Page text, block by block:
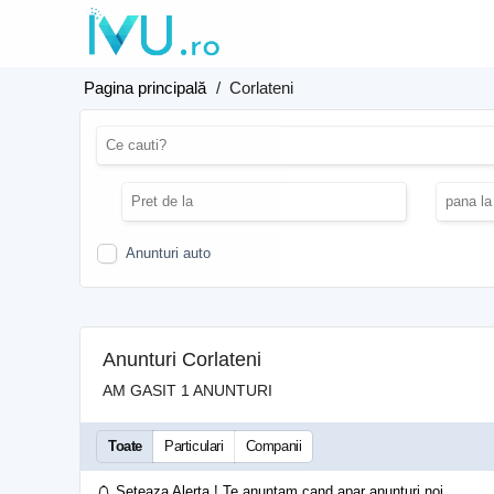
Pagina principală / Corlateni
Anunturi auto
Anunturi Corlateni
AM GASIT 1 ANUNTURI
Toate Particulari Companii